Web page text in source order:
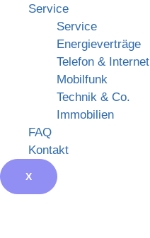
Service
Service
Energieverträge
Telefon & Internet
Mobilfunk
Technik & Co.
Immobilien
FAQ
Kontakt
X